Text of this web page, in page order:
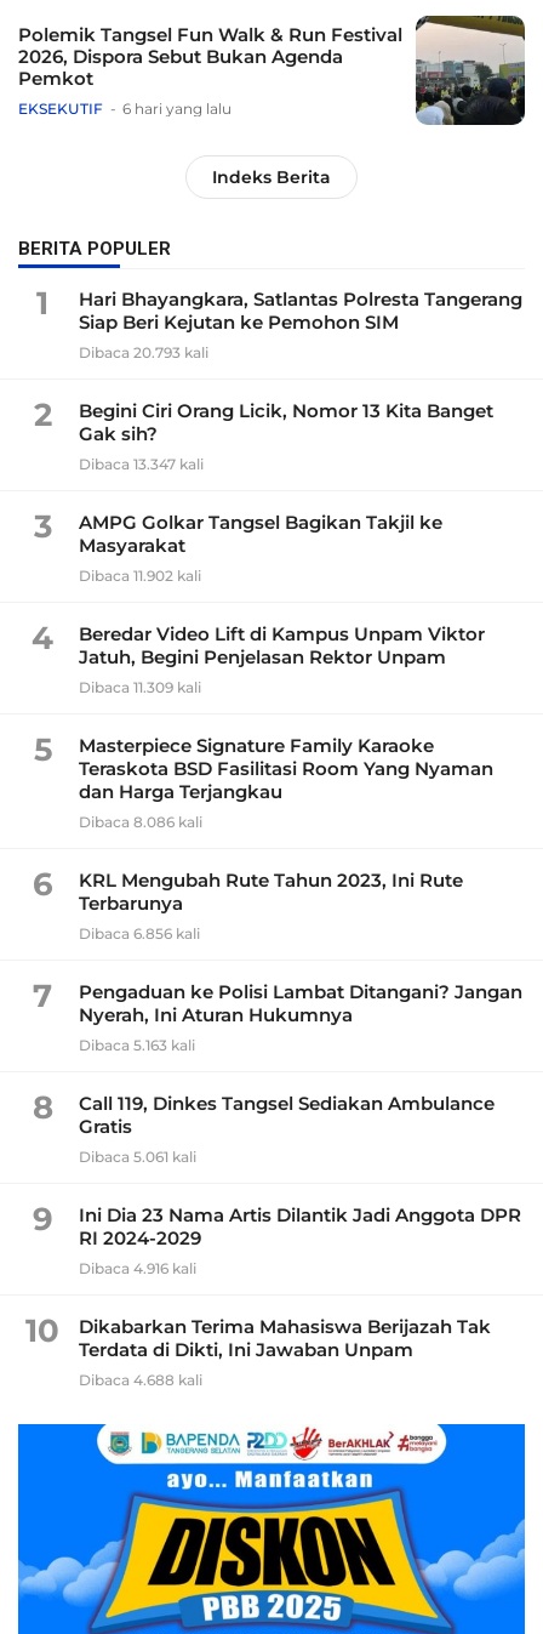
Polemik Tangsel Fun Walk & Run Festival
2026, Dispora Sebut Bukan Agenda
Pemkot
EKSEKUTIF 6 hari yang lalu
Indeks Berita
BERITA POPULER
1
Hari Bhayangkara, Satlantas Polresta Tangerang
Siap Beri Kejutan ke Pemohon SIM
Dibaca 20.793 kali
2
Begini Ciri Orang Licik, Nomor 13 Kita Banget
Gak sih?
Dibaca 13.347 kali
3
AMPG Golkar Tangsel Bagikan Takjil ke
Masyarakat
Dibaca 11.902 kali
4
Beredar Video Lift di Kampus Unpam Viktor
Jatuh, Begini Penjelasan Rektor Unpam
Dibaca 11.309 kali
5
Masterpiece Signature Family Karaoke
Teraskota BSD Fasilitasi Room Yang Nyaman
dan Harga Terjangkau
Dibaca 8.086 kali
6
KRL Mengubah Rute Tahun 2023, Ini Rute
Terbarunya
Dibaca 6.856 kali
7
Pengaduan ke Polisi Lambat Ditangani? Jangan
Nyerah, Ini Aturan Hukumnya
Dibaca 5.163 kali
8
Call 119, Dinkes Tangsel Sediakan Ambulance
Gratis
Dibaca 5.061 kali
9
Ini Dia 23 Nama Artis Dilantik Jadi Anggota DPR
RI 2024-2029
Dibaca 4.916 kali
10
Dikabarkan Terima Mahasiswa Berijazah Tak
Terdata di Dikti, Ini Jawaban Unpam
Dibaca 4.688 kali